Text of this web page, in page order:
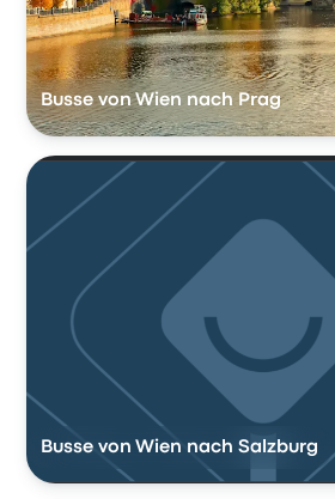
Busse von Wien nach Prag
Busse von Wien nach Salzburg